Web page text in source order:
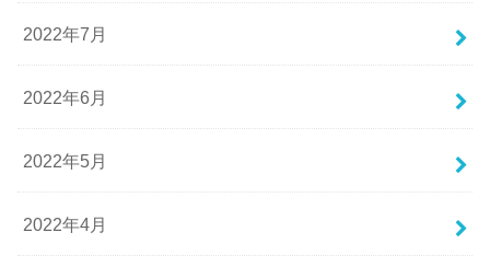
2022年7月
2022年6月
2022年5月
2022年4月